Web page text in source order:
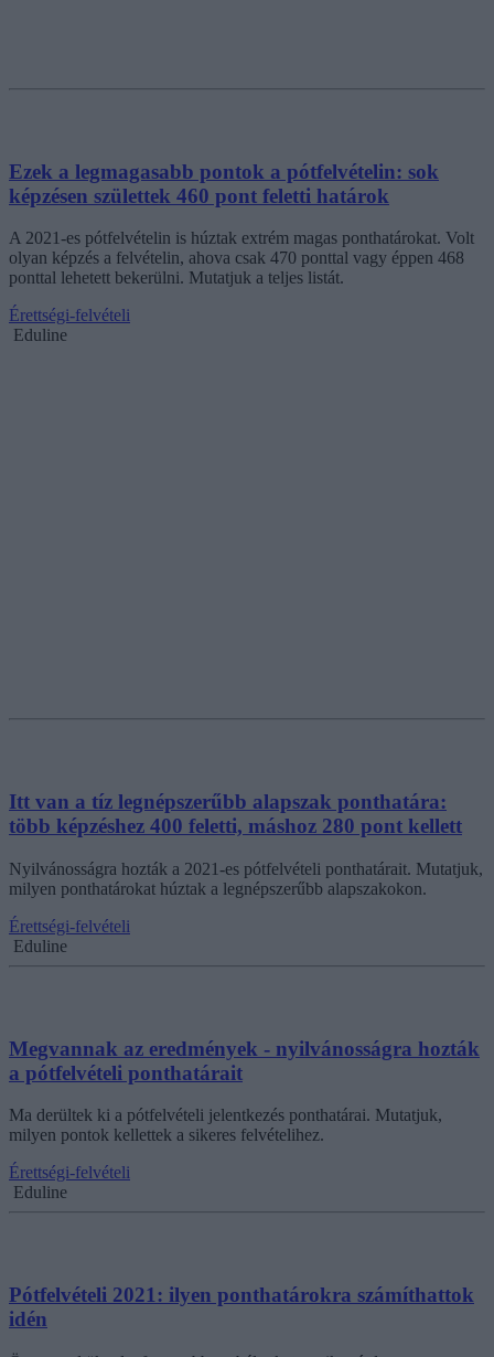
Ezek a legmagasabb pontok a pótfelvételin: sok
képzésen születtek 460 pont feletti határok
A 2021-es pótfelvételin is húztak extrém magas ponthatárokat. Volt
olyan képzés a felvételin, ahova csak 470 ponttal vagy éppen 468
ponttal lehetett bekerülni. Mutatjuk a teljes listát.
Érettségi-felvételi
Eduline
Itt van a tíz legnépszerűbb alapszak ponthatára:
több képzéshez 400 feletti, máshoz 280 pont kellett
Nyilvánosságra hozták a 2021-es pótfelvételi ponthatárait. Mutatjuk,
milyen ponthatárokat húztak a legnépszerűbb alapszakokon.
Érettségi-felvételi
Eduline
Megvannak az eredmények - nyilvánosságra hozták
a pótfelvételi ponthatárait
Ma derültek ki a pótfelvételi jelentkezés ponthatárai. Mutatjuk,
milyen pontok kellettek a sikeres felvételihez.
Érettségi-felvételi
Eduline
Pótfelvételi 2021: ilyen ponthatárokra számíthattok
idén